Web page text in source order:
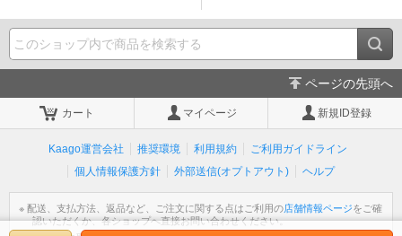
ページの先頭へ
カート マイページ 新規ID登録
Kaago運営会社 推奨環境 利用規約
ご利用ガイドライン
個人情報保護方針
外部送信(オプトアウト) ヘルプ
※ 配送、支払方法、返品など、ご注文に関する点はご利用の店舗情報ページをご確
認いただくか、各ショップへ直接お問い合わせください。